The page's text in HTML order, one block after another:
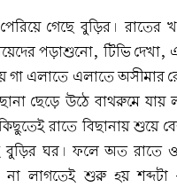
গেছে বুড়ির।
পড়াশুনো, টিভি দেখা,
গা এলাতে এলাতে অসীমার
ছেড়ে উঠে বাথরুমে
রাতে বিছানায় শুয়ে
বুড়ির ঘর। ফলে অত রাতে
না লাগতেই শুরু হয়